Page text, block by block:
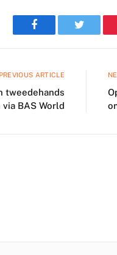
Facebook Twitter
PREVIOUS ARTICLE
tweedehands
BAS World